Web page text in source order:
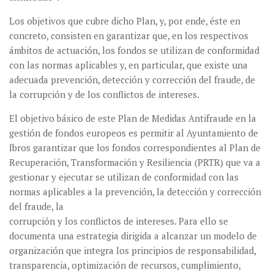
Los objetivos que cubre dicho Plan, y, por ende, éste en
concreto, consisten en garantizar que, en los respectivos
ámbitos de actuación, los fondos se utilizan de conformidad
con las normas aplicables y, en particular, que existe una
adecuada prevención, detección y corrección del fraude, de
la corrupción y de los conflictos de intereses.
El objetivo básico de este Plan de Medidas Antifraude en la
gestión de fondos europeos es permitir al Ayuntamiento de
Ibros garantizar que los fondos correspondientes al Plan de
Recuperación, Transformación y Resiliencia (PRTR) que va a
gestionar y ejecutar se utilizan de conformidad con las
normas aplicables a la prevención, la detección y corrección
del fraude, la
corrupción y los conflictos de intereses. Para ello se
documenta una estrategia dirigida a alcanzar un modelo de
organización que integra los principios de responsabilidad,
transparencia, optimización de recursos, cumplimiento,